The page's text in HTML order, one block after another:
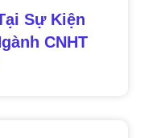
Sự Kiện
CNHT